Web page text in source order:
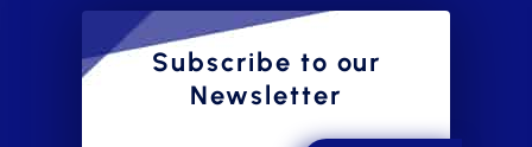
Subscribe to our
Newsletter